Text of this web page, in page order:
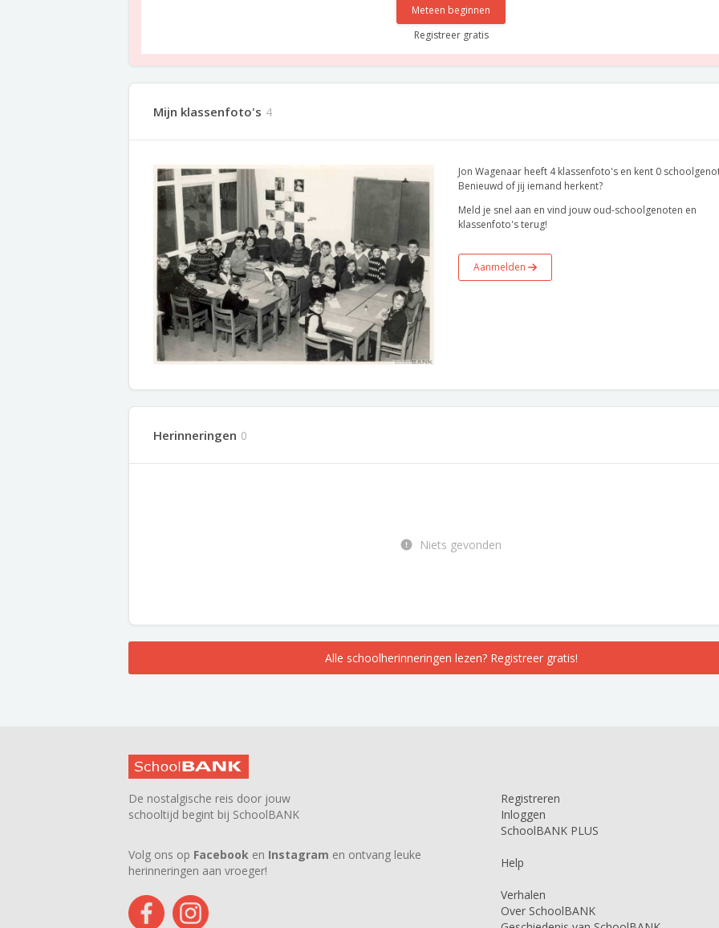
Meteen beginnen
Registreer gratis
Mijn klassenfoto's 4
Jon Wagenaar heeft 4 klassenfoto's en kent 0
Benieuwd of jij iemand herkent?
Meld je snel aan en vind jouw oud-schoolgenoten en
klassenfoto's terug!
Aanmelden
Herinneringen 0
Niets gevonden
Alle schoolherinneringen lezen? Registreer gratis!
De nostalgische reis door jouw
schooltijd begint bij SchoolBANK
Volg ons op Facebook en Instagram en ontvang leuke
herinneringen aan vroeger!
Registreren
Inloggen
SchoolBANK PLUS
Help
Verhalen
Over SchoolBANK